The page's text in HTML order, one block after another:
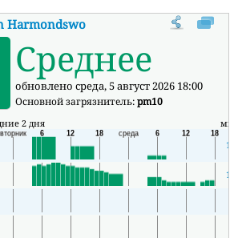
Os В режиме
Среднее
обновлено среда, 5 август 2026 18:00
Основной загрязнитель:pm10
2 дня
17
10